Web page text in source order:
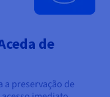
de
a preservação de